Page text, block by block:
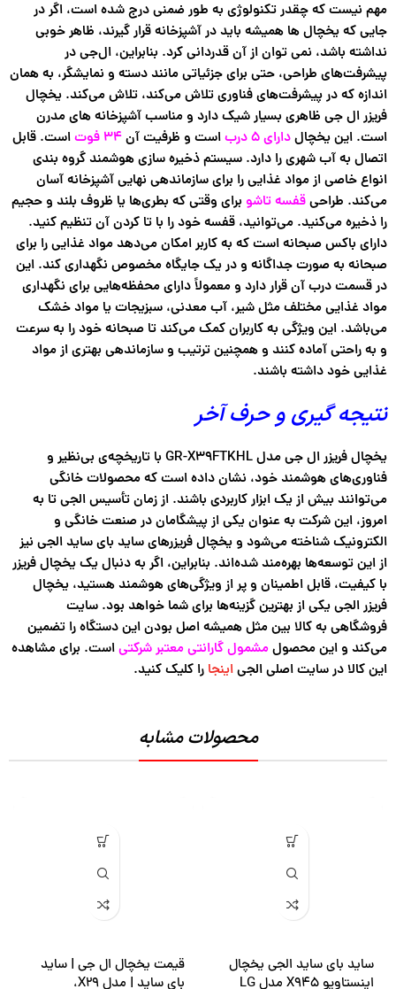
مهم نیست که چقدر تکنولوژی به طور ضمنی درج شده است، اگر در
جایی که یخچال ها همیشه باید در آشپزخانه قرار گیرند، ظاهر خوبی
نداشته باشد، نمی توان از آن قدردانی کرد. بنابراین، ال‌جی در
پیشرفت‌های طراحی، حتی برای جزئیاتی مانند دسته و نمایشگر، به همان
اندازه که در پیشرفت‌های فناوری تلاش می‌کند، تلاش می‌کند. یخچال
فریزر ال جی ظاهری بسیار شیک دارد و مناسب آشپزخانه های مدرن
است. این یخچالدارای ۵ درب است و ظرفیت آن۳۴ فوت
است. قابل
اتصال به آب شهری را دارد. سیستم ذخیره سازی هوشمند گروه بندی
انواع خاصی از مواد غذایی را برای سازماندهی نهایی آشپزخانه آسان
می‌کند. طراحیقفسه تاشو برای وقتی که بطری‌ها یا ظروف بلند و حجیم
را ذخیره می‌کنید. می‌توانید، قفسه خود را با تا کردن آن تنظیم کنید.
دارای باکس صبحانه است که به کاربر امکان می‌دهد مواد غذایی را برای
صبحانه به صورت جداگانه و در یک جایگاه مخصوص نگهداری کند. این
در قسمت درب آن قرار دارد و معمولاً دارای محفظه‌هایی برای نگهداری
مواد غذایی مختلف مثل شیر، آب معدنی، سبزیجات یا مواد خشک
می‌باشد. این ویژگی به کاربران کمک می‌کند تا صبحانه خود را به سرعت
و به راحتی آماده کنند و همچنین ترتیب و سازماندهی بهتری از مواد
غذایی خود داشته باشند.
نتیجه گیری و حرف آخر
یخچال فریزر ال جی مدل GR-X39FTKHL با تاریخچه‌ی بی‌نظیر و
فناوری‌های هوشمند خود، نشان داده است که محصولات خانگی
می‌توانند بیش از یک ابزار کاربردی باشند. از زمان تأسیس الجی تا به
امروز، این شرکت به عنوان یکی از پیشگامان در صنعت خانگی و
الکترونیک شناخته می‌شود و یخچال فریزرهای ساید بای ساید الجی نیز
از این توسعه‌ها بهره‌مند شده‌اند. بنابراین، اگر به دنبال یک یخچال فریزر
با کیفیت، قابل اطمینان و پر از ویژگی‌های هوشمند هستید، یخچال
فریزر الجی یکی از بهترین گزینه‌ها برای شما خواهد بود. سایت
فروشگاهی به کالا بین مثل همیشه اصل بودن این دستگاه را تضمین
می‌کند و این محصولمشمول گارانتی معتبر شرکتیاست. برای مشاهده
این کالا در سایت اصلی الجیاینجا را کلیک کنید.
محصولات مشابه
ساید بای ساید الجی یخچال
اینستاویو X945 مدل LG
قیمت یخچال ال جی | ساید
بای ساید | مدل X29،